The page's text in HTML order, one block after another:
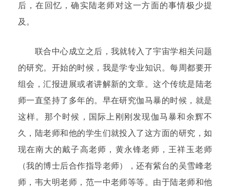
后，在回忆，确实陆老师对这一方面的事情极少提
及。
联合中心成立之后，我就转入了宇宙学相关问题
的研究。开始的时候，我是学专业知识。每周都要开
组会，汇报进展或者讲解新的文章。这个传统是陆老
师一直坚持了多年的。早在研究伽马暴的时候，就是
这样。那个时候，国际上刚刚发现伽马暴和余辉不
久，陆老师和他的学生们就投入了这方面的研究，如
现在南大的戴子高老师，黄永锋老师，王祥玉老师
（我的博士后合作指导老师），还有紫台的吴雪峰老
师，韦大明老师，范一中老师等等。由于陆老师和他